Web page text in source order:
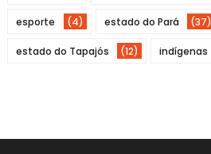
esporte (4) estado do Pará (37)
estado do Tapajós (12) indígenas